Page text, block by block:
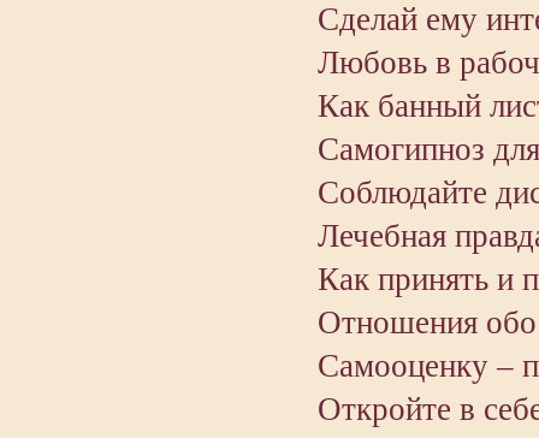
Сделай ему
Любовь в
Как банный
Самогипноз
Соблюдайте
Лечебная
Как принять и
Отношения
Самооценку –
Откройте в